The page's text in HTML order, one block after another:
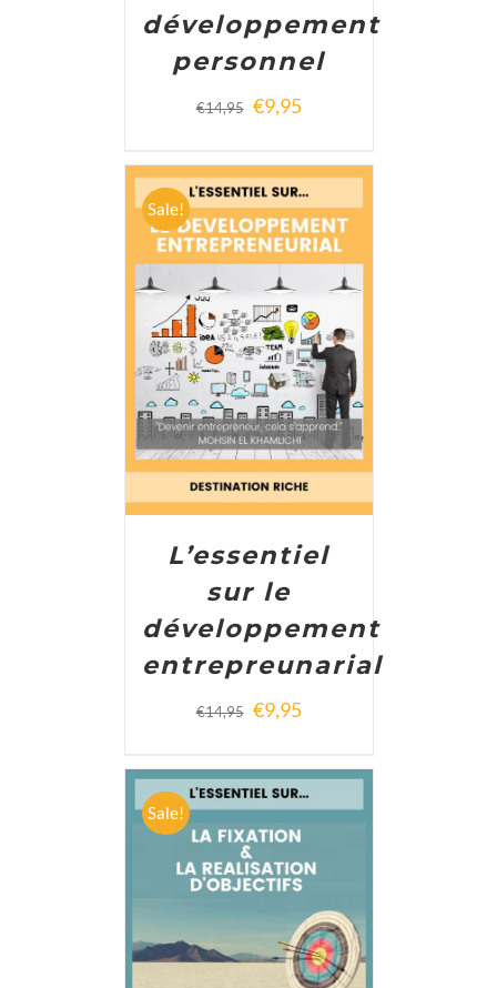
développement
personnel
€14,95 €9,95
Sale!
ADD TO CART / DETAILS
L’essentiel
sur le
développement
entrepreunarial
€14,95 €9,95
Sale!
ADD TO CART DETAILS